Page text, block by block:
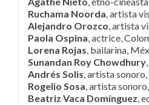
Ruchama Noorda, artista
Alejandro Orozco, artista
Paola Ospina, actrice,
Lorena Rojas, bailarina,
Sunandan Roy Chowdhury
Andrés Solis, artista
Rogelio Sosa, artista
Beatriz Vaca Domínguez,